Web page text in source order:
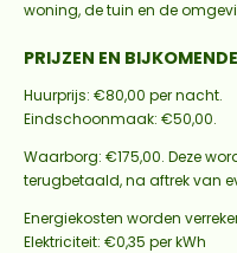
woning, de tuin en de
PRIJZEN EN
Huurprijs: €80,00 per nacht.
Eindschoonmaak: €50,00.
Waarborg: €175,00. Deze
terugbetaald, na aftrek van
Energiekosten worden
Elektriciteit: €0,35 per kWh